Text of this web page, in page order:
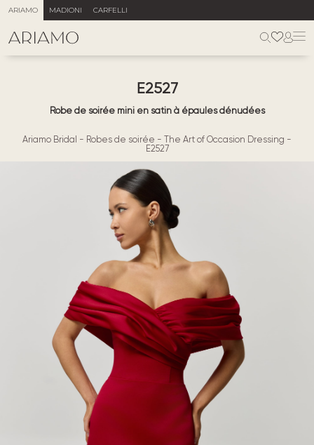
ARIAMO MADIONI CARFELLI
E2527
Robe de soirée mini en satin à épaules dénudées
Ariamo Bridal - Robes de soirée - The Art of Occasion Dressing -
E2527